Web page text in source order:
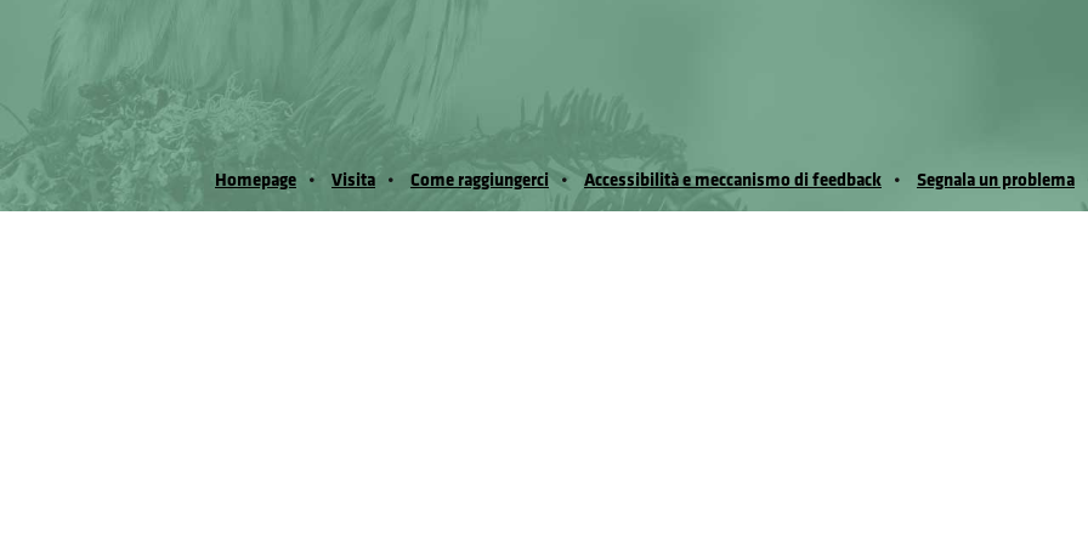
Homepage Visita Come raggiungerci Accessibilità e meccanismo di feedback Segnala un problema